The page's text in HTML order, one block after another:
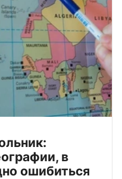
в
ошибиться